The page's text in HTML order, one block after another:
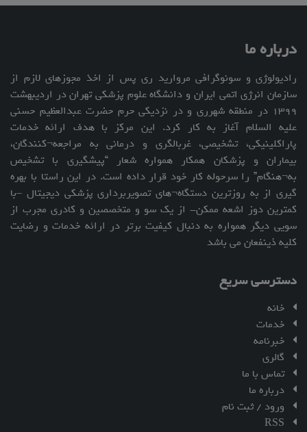
درباره ما
رادیولوژی و سونوگرافی مروارید ری پس از اخذ مجوزهای لازم از
سازمان انرژی اتمی ایران و دانشگاه علوم پزشکی تهران در اردیبهشت
۱۳۹۹ در منطقه شهرری و در نزدیکی حرم حضرت عبدالعظیم حسنی
علیه السلام آغاز به کار کرد. این مرکز با هدف ارائه خدمات
پاراکلینیکی، تشخیصی، غربالگری و درمانی به مراجعه¬کنندگان،
بیماران و پزشکان همکار همواره شعار “پیشگیری با تشخیص
به¬هنگام” را سرحوله کار خود قرار داده است. در این راستا با بهره
گیری از به روزترین دستگاه¬های تصویربرداری پزشکی دیجیتال –با
کمترین دوز اشعه ممکن- از یک سو و متخصصین و کادری مجرب از
سویی دیگر همواره به دنبال کیفیت برتر در ارائه خدمات و رضایت
کلیه ذینفعان می باشد
دسترسی سریع
خانه
خدمات
خبرنامه
گالری
تماس با ما
درباره ما
ورود / ثبت نام
RSS